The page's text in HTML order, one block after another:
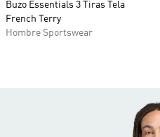
Buzo Essentials 3 Tiras Tela
French Terry
Hombre Sportswear